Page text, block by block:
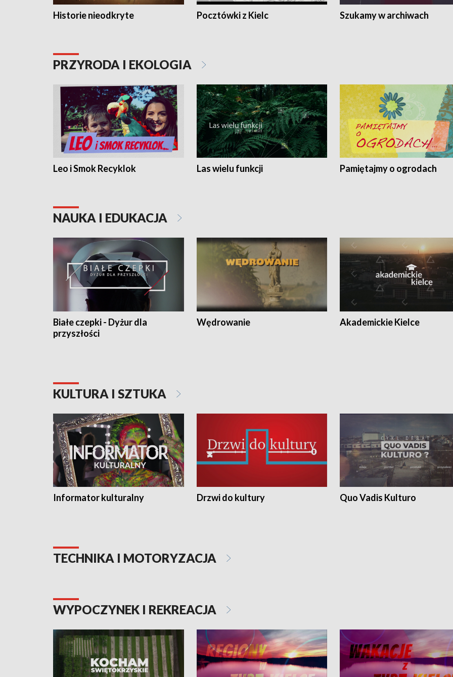
Historie nieodkryte Pocztówki z Kielc Szukamy w archiwach
PRZYRODA I EKOLOGIA
Leo i Smok Recyklok Las wielu funkcji Pamiętajmy o ogrodach
NAUKA I EDUKACJA
Białe czepki - Dyżur dla
przyszłości
Wędrowanie Akademickie Kielce
KULTURA I SZTUKA
Informator kulturalny Drzwi do kultury Quo Vadis Kulturo
TECHNIKA I MOTORYZACJA
WYPOCZYNEK I REKREACJA